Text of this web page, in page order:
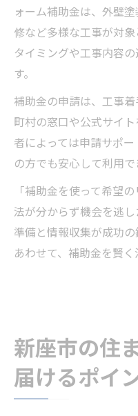
ォーム補助金は、外壁
修など多様な工事が対
タイミングや工事内容
す。
補助金の申請は、工事
町村の窓口や公式サイ
者によっては申請サポ
の方でも安心して利用で
「補助金を使って希望
法が分からず機会を逃
準備と情報収集が成功
あわせて、補助金を賢く
新座市の住
届けるポイ